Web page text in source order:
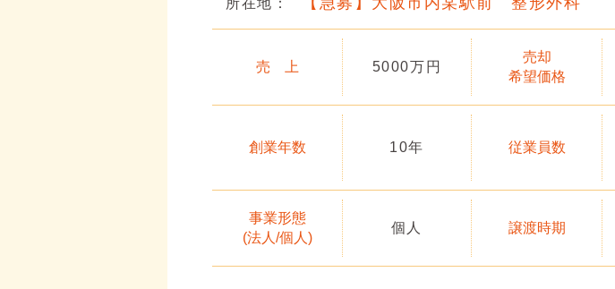
所在地：
売 上 5000万円
売却
希望価格
創業年数 10年 従業員数
事業形態
(法人/個人)
個人 譲渡時期